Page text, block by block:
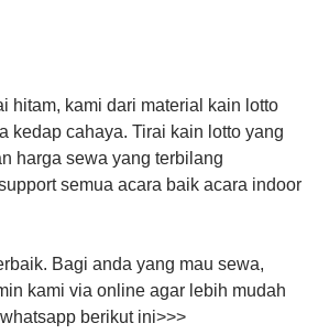
hitam, kami dari material kain lotto
kedap cahaya. Tirai kain lotto yang
harga sewa yang terbilang
semua acara baik acara indoor
Bagi anda yang mau sewa,
kami via online agar lebih mudah
berikut ini>>>